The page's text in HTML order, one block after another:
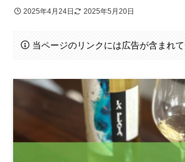
2025年4月24日 2025年5月20日
当ページのリンクには広告が含まれて